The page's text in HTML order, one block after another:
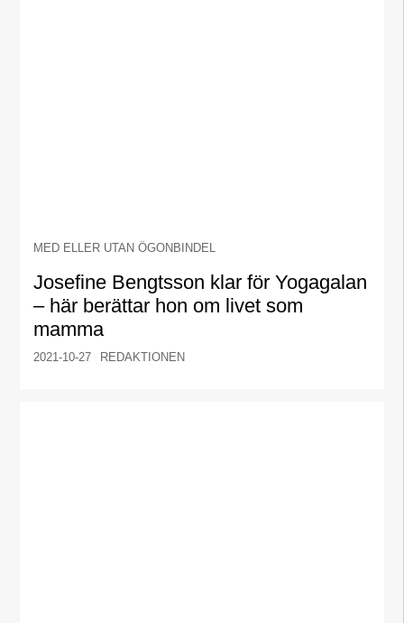
MED ELLER UTAN ÖGONBINDEL
Josefine Bengtsson klar för Yogagalan
– här berättar hon om livet som
mamma
2021-10-27 REDAKTIONEN